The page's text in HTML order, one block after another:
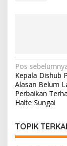
pos
Pos
Kepala Dishub
Alasan Belum
Perbaikan
Halte Sungai
TOPIK